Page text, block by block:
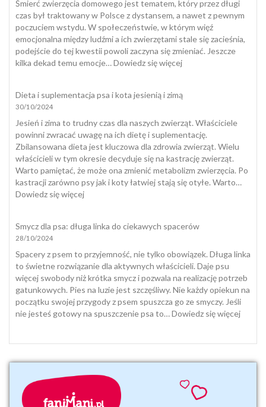
Śmierć zwierzęcia domowego jest tematem, który przez długi
czas był traktowany w Polsce z dystansem, a nawet z pewnym
poczuciem wstydu. W społeczeństwie, w którym więź
emocjonalna między ludźmi a ich zwierzętami stale się zacieśnia,
podejście do tej kwestii powoli zaczyna się zmieniać. Jeszcze
kilka dekad temu emocje…Dowiedz się więcej:
Jak
Polsce
przeżywamy
śmierć
zwierząt
domowych
i
nią
Dieta i suplementacja psa i kota jesienią i zimą
30/10/2024
Jesień i zima to trudny czas dla naszych zwierząt. Właściciele
powinni zwracać uwagę na ich dietę i suplementację.
Zbilansowana dieta jest kluczowa dla zdrowia zwierząt. Wielu
właścicieli w tym okresie decyduje się na kastrację zwierząt.
Warto pamiętać, że może ona zmienić metabolizm zwierzęcia. Po
kastracji zarówno psy jak i koty łatwiej stają się otyłe. Warto…
Dowiedz się więcej:
suplementacja
i
kota
jesienią
i
zimą
Smycz dla psa: długa linka do ciekawych spacerów
28/10/2024
Spacery z psem to przyjemność, nie tylko obowiązek. Długa linka
to świetne rozwiązanie dla aktywnych właścicieli. Daje psu
więcej swobody niż krótka smycz i pozwala na realizację potrzeb
gatunkowych. Pies na luzie jest szczęśliwy. Nie każdy opiekun na
początku swojej przygody z psem spuszcza go ze smyczy. Jeśli
nie jesteś gotowy na spuszczenie psa to…Dowiedz się więcej:
długa